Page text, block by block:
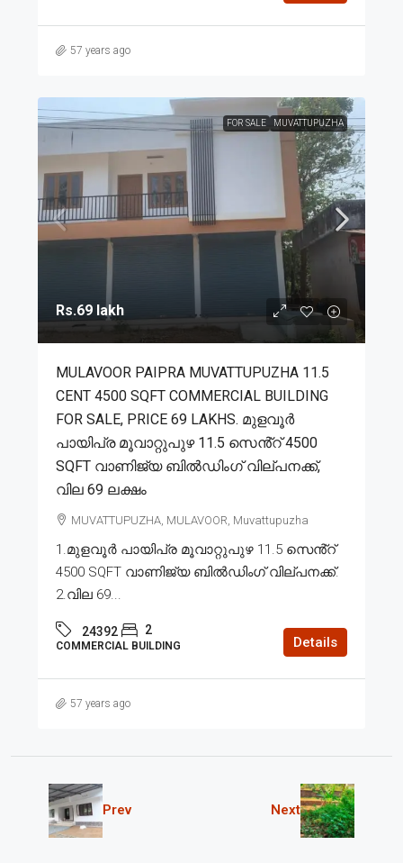
57 years ago
FOR SALE MUVATTUPUZHA
Rs.69 lakh
MULAVOOR PAIPRA MUVATTUPUZHA 11.5
CENT 4500 SQFT COMMERCIAL BUILDING
FOR SALE, PRICE 69 LAKHS. മുളവൂർ
പായിപ്ര മൂവാറ്റുപുഴ 11.5 സെൻ്റ് 4500
SQFT വാണിജ്യ ബിൽഡിംഗ് വില്പനക്ക്,
വില 69 ലക്ഷം
MUVATTUPUZHA, MULAVOOR, Muvattupuzha
1.മുളവൂർ പായിപ്ര മൂവാറ്റുപുഴ 11.5 സെൻ്റ്
4500 SQFT വാണിജ്യ ബിൽഡിംഗ് വില്പനക്ക്.
2.വില 69...
24392 2
COMMERCIAL BUILDING Details
57 years ago
Prev Next